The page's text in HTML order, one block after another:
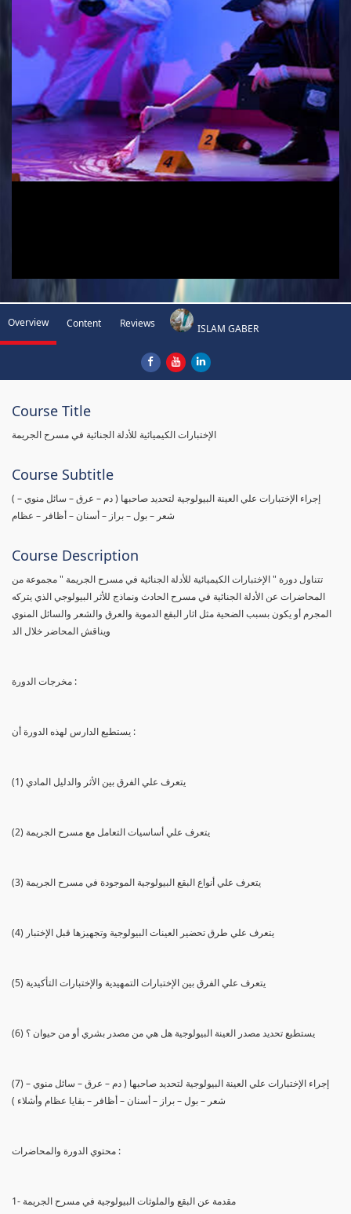
Overview Content Reviews ISLAM GABER
Course Title
الإختبارات الكيميائية للأدلة الجنائية في مسرح الجريمة
Course Subtitle
( إجراء الإختبارات علي العينة البيولوجية لتحديد صاحبها ( دم – عرق – سائل منوي –
شعر – بول – براز – أسنان – أظافر – عظام
Course Description
تتناول دورة " الإختبارات الكيميائية للأدلة الجنائية في مسرح الجريمة " مجموعة من
المحاضرات عن الأدلة الجنائية في مسرح الحادث ونماذج للأثر البيولوجي الذي يتركه
المجرم أو يكون بسبب الضحية مثل اثار البقع الدموية والعرق والشعر والسائل المنوي
ويناقش المحاضر خلال الد
مخرجات الدورة :
يستطيع الدارس لهذه الدورة أن :
(1) يتعرف علي الفرق بين الأثر والدليل المادي
(2) يتعرف علي أساسيات التعامل مع مسرح الجريمة
(3) يتعرف علي أنواع البقع البيولوجية الموجودة في مسرح الجريمة
(4) يتعرف علي طرق تحضير العينات البيولوجية وتجهيزها قبل الإختبار
(5) يتعرف علي الفرق بين الإختبارات التمهيدية والإختبارات التأكيدية
(6) يستطيع تحديد مصدر العينة البيولوجية هل هي من مصدر بشري أو من حيوان ؟
(7) إجراء الإختبارات علي العينة البيولوجية لتحديد صاحبها ( دم – عرق – سائل منوي –
شعر – بول – براز – أسنان – أظافر – بقايا عظام وأشلاء )
محتوي الدورة والمحاضرات :
1- مقدمة عن البقع والملوثات البيولوجية في مسرح الجريمة